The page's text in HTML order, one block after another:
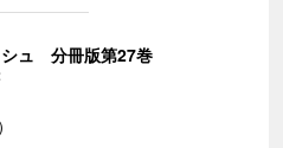
シュ 分冊版第27巻